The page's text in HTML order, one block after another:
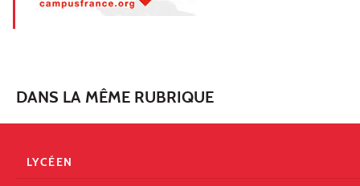
DANS LA MÊME RUBRIQUE
LYCÉEN